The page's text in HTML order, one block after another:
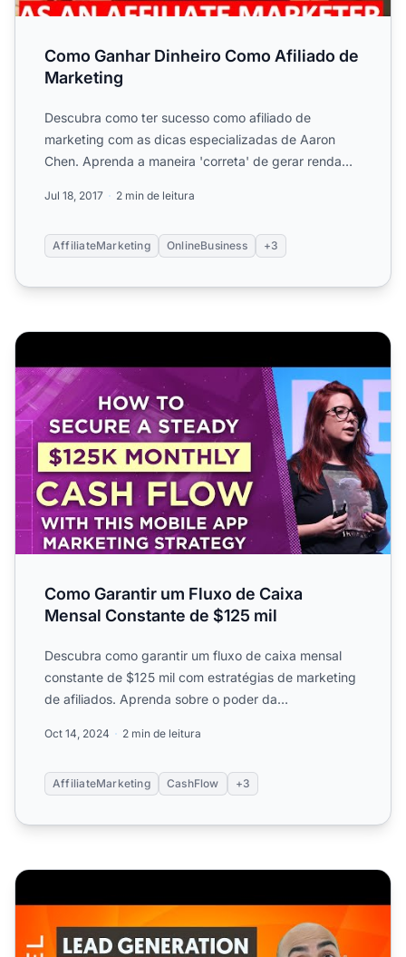
Como Ganhar Dinheiro Como Afiliado de
Marketing
Descubra como ter sucesso como afiliado de
marketing com as dicas especializadas de Aaron
Chen. Aprenda a maneira 'correta' de gerar renda
Jul 18, 2017 2 min de leitura
AffiliateMarketing OnlineBusiness +3
Como Garantir um Fluxo de Caixa Mensal Constante de
Como Garantir um Fluxo de Caixa
Mensal Constante de $125 mil
Descubra como garantir um fluxo de caixa mensal
constante de $125 mil com estratégias de marketing
de afiliados. Aprenda sobre o poder da
Oct 14, 2024 2 min de leitura
AffiliateMarketing CashFlow +3
Como Gerar Leads Quando Você Tem Pouco ou Nenhum